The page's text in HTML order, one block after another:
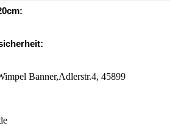
Banner,Adlerstr.4, 45899